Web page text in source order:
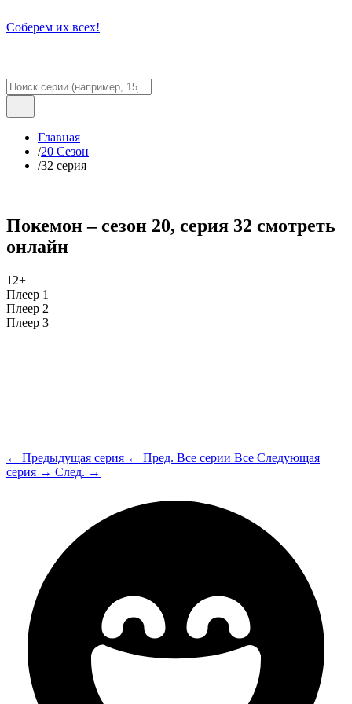
Соберем их всех!
Главная
/20 Сезон
/32 серия
Покемон – сезон 20, серия 32 смотреть
онлайн
12+
Плеер 1
Плеер 2
Плеер 3
← Предыдущая серия ← Пред. Все серии Все Следующая
серия → След. →